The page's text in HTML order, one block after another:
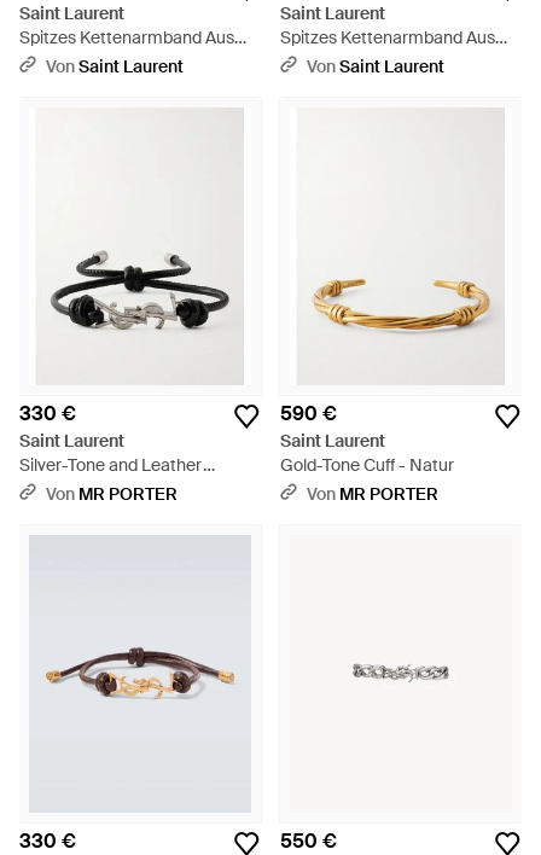
Saint Laurent
Spitzes Kettenarmband Aus
Metall - Mehrfarbig
VonSaint Laurent
Saint Laurent
Spitzes Kettenarmband Aus
Metall - Mettallic
VonSaint Laurent
330 €
Saint Laurent
Silver-Tone and Leather
Bracelet - Schwarz
Von MR PORTER
590 €
Saint Laurent
Gold-Tone Cuff - Natur
Von MR PORTER
330 € 550 €